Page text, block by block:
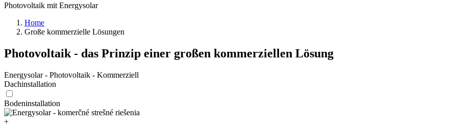
Photovoltaik mit Energysolar
Home
Große kommerzielle Lösungen
Photovoltaik - das Prinzip einer großen kommerziellen Lösung
Energysolar - Photovoltaik - Kommerziell
Dachinstallation
Bodeninstallation
+